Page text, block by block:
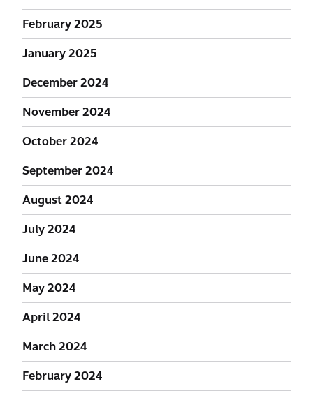
February 2025
January 2025
December 2024
November 2024
October 2024
September 2024
August 2024
July 2024
June 2024
May 2024
April 2024
March 2024
February 2024